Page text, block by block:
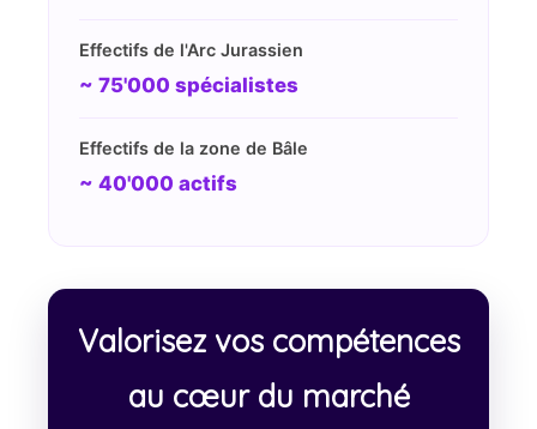
Effectifs de l'Arc Jurassien
~ 75'000 spécialistes
Effectifs de la zone de Bâle
~ 40'000 actifs
Valorisez vos compétences
au cœur du marché